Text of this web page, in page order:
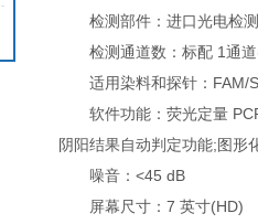
检测部件：进口光电检
检测通道数：标配 1通道
适用染料和探针：FAM/
软件功能：荧光定量 PCR
阴阳结果自动判定功能;图形
噪音：<45 dB
屏幕尺寸：7 英寸(HD)